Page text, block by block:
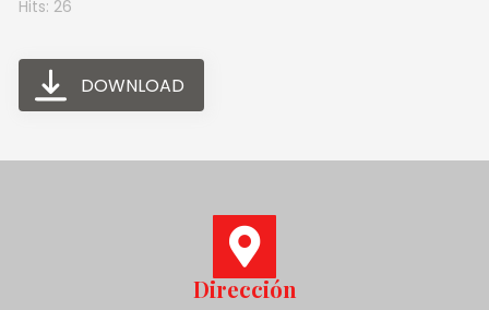
Hits: 26
DOWNLOAD
Dirección